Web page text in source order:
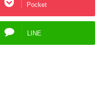
Pocket
LINE